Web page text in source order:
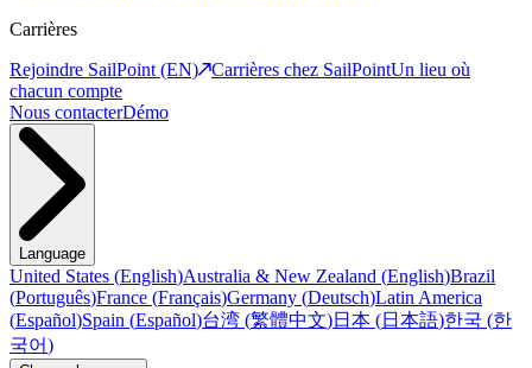
Carrières
Rejoindre SailPoint (EN)
Carrières chez SailPointUn lieu où
chacun compte
Nous contacterDémo
Language
United States (English)Australia & New Zealand (English)Brazil
(Português)France (Français)Germany (Deutsch)Latin America
(Español)Spain (Español)台湾 (繁體中文)日本 (日本語)한국 (한
국어)